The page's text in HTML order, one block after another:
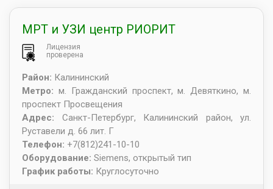
МРТ и УЗИ центр РИОРИТ
Лицензия
проверена
Район: Калининский
Метро: м. Гражданский проспект, м. Девяткино, м.
проспект Просвещения
Адрес: Санкт-Петербург, Калининский район, ул.
Руставели д. 66 лит. Г
Телефон: +7(812)241-10-10
Оборудование: Siemens, открытый тип
График работы: Круглосуточно